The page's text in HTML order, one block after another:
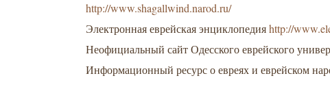
http://www.shagallwind.narod.ru/
Электронная еврейская энциклопедияhttp://
Неофициальный сайт Одесского еврейского
Информационный ресурс о евреях и еврейском